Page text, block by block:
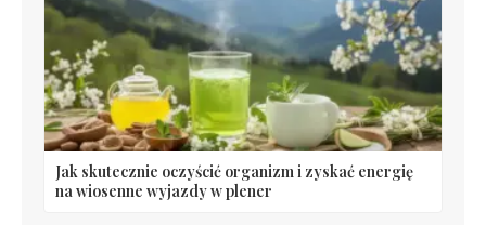
Jak skutecznie oczyścić organizm i zyskać energię
na wiosenne wyjazdy w plener